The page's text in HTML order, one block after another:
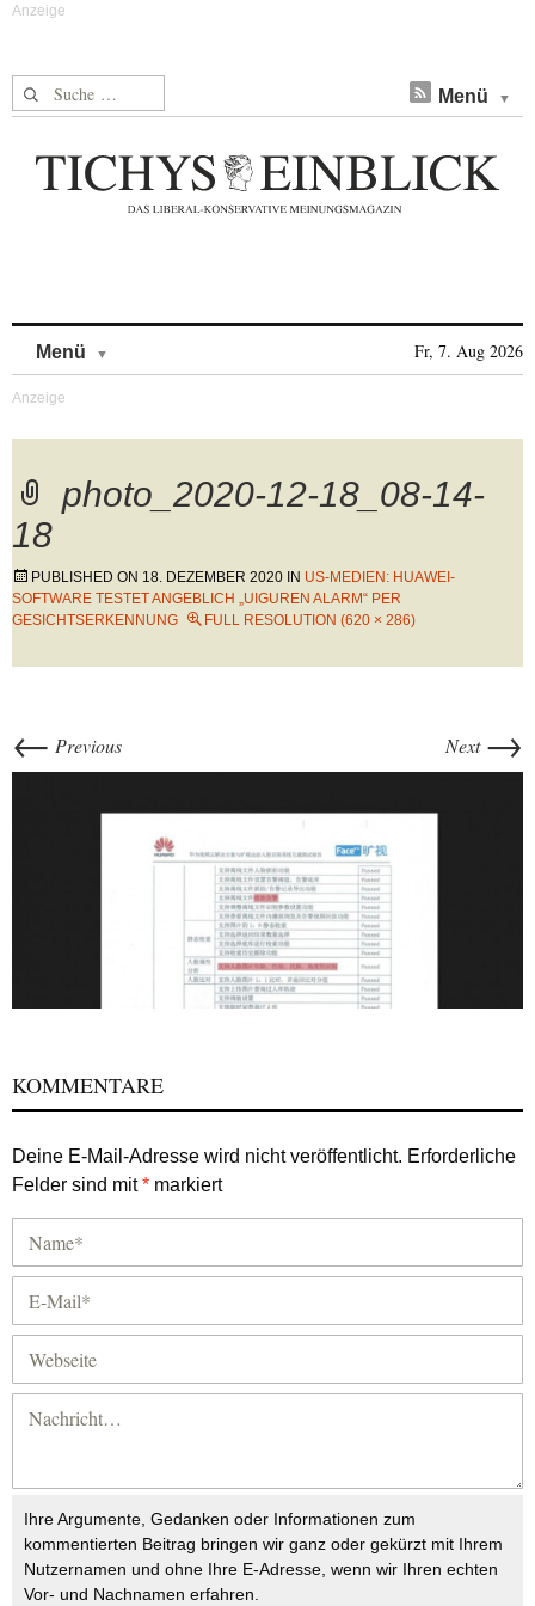
Suche nach: Menü
Menü Fr, 7. Aug 2026
photo_2020-12-18_08-14-
18
PUBLISHED ON 18. DEZEMBER 2020 IN US-MEDIEN: HUAWEI-
SOFTWARE TESTET ANGEBLICH „UIGUREN ALARM“ PER
GESICHTSERKENNUNG
FULL RESOLUTION (620 × 286)
← Previous Next →
KOMMENTARE
Deine E-Mail-Adresse wird nicht veröffentlicht. Erforderliche
Felder sind mit* markiert
Ihre Argumente, Gedanken oder Informationen zum
kommentierten Beitrag bringen wir ganz oder gekürzt mit Ihrem
Nutzernamen und ohne Ihre E-Adresse, wenn wir Ihren echten
Vor- und Nachnamen erfahren.